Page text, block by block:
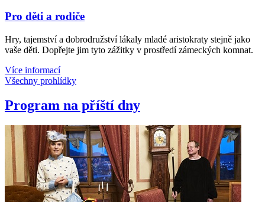
Pro děti a rodiče
Hry, tajemství a dobrodružství lákaly mladé aristokraty stejně jako
vaše děti. Dopřejte jim tyto zážitky v prostředí zámeckých komnat.
Více informací
Všechny prohlídky
Program na příští dny